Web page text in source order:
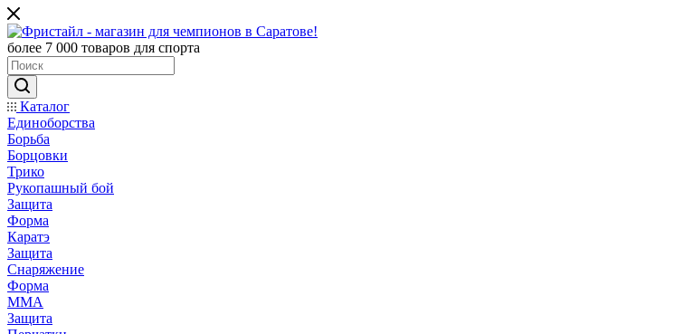
более 7 000 товаров для спорта
Каталог
Единоборства
Борьба
Борцовки
Трико
Рукопашный бой
Защита
Форма
Каратэ
Защита
Снаряжение
Форма
ММА
Защита